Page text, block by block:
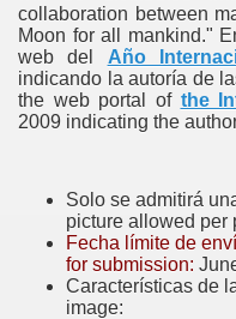
collaboration between
Moon for all mankind."
web del Año
indicando la autoría de
the web portal of the
2009 indicating the
Solo se admitirá
picture allowed per
Fecha límite de
for submission:
Características de
image: